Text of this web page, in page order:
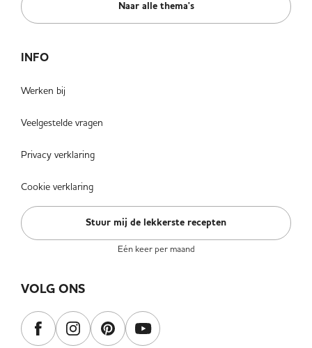
Naar alle thema's
INFO
Werken bij
Veelgestelde vragen
Privacy verklaring
Cookie verklaring
Stuur mij de lekkerste recepten
Eén keer per maand
VOLG ONS